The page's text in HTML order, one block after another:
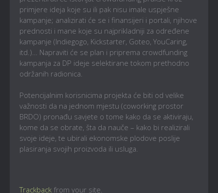
primjere ideja koje su ili pak nisu imale uspješne
kampanje; analizirati će se i finansijeri i portali, njihove
prednosti i mane koje su najprikladniji za određene
kampanje (Indiegogo, Kickstarter, Goteo, YouCaring,
itd.)… Napraviti će se plan i priprema crowdfunding
kampanja za DP ideje selektirane tokom prethodno
održanih radionica.
Potencijalnim korisnicima projekta će biti od velike
važnosti da na jednom mjestu (coworking prostor
BRDO) pronađu savjete o tome kako da se aktiviraju,
kome da se obrate, šta da nauče – kako bi realizirali
svoje ideje, te ubirali ekonomske plodove poslije
plasiranja svojih proizvoda ili usluga.
Trackback from your site.